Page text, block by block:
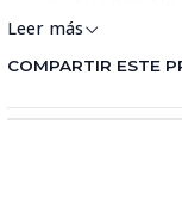
de 3 años. El
riesgos o
Lote de
Leer más
COMPARTIR ESTE